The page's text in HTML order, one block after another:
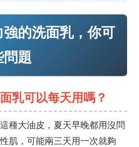
強的洗面乳，你可
問題
乳可以每天用嗎？
種大油皮，夏天早晚都用沒問
肌，可能兩三天用一次就夠